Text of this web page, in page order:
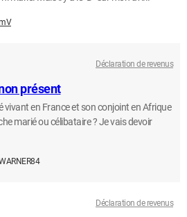
Déclaration de revenus
présent
vivant en France et son conjoint en Afrique
marié ou célibataire ? Je vais devoir
Déclaration de revenus